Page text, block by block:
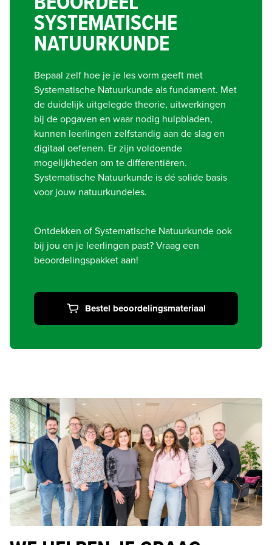
SYSTEMATISCHE
NATUURKUNDE
Bepaal zelf hoe je je les vorm geeft met
Systematische Natuurkunde als fundament. Met
de duidelijk uitgelegde theorie, uitwerkingen
bij de opgaven en waar nodig hulpbladen,
kunnen leerlingen zelfstandig aan de slag en
digitaal oefenen. Er zijn voldoende
mogelijkheden om te differentiëren.
Systematische Natuurkunde is dé solide basis
voor jouw natuurkundeles.
Ontdekken of Systematische Natuurkunde ook
bij jou en je leerlingen past? Vraag een
beoordelingspakket aan!
Bestel beoordelingsmateriaal